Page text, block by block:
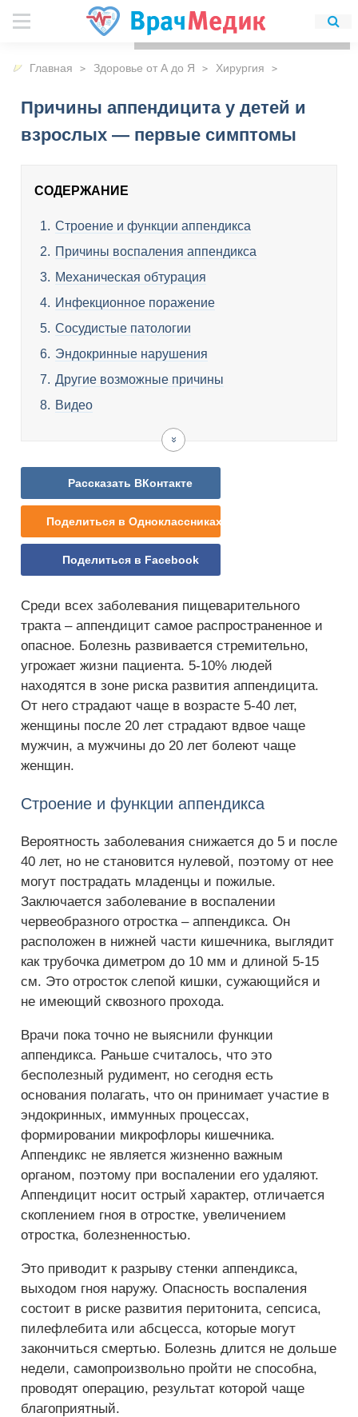
Главная Здоровье от А до Я Хирургия
Причины аппендицита у детей и
взрослых — первые симптомы
СОДЕРЖАНИЕ
Строение и функции аппендикса
Причины воспаления аппендикса
Механическая обтурация
Инфекционное поражение
Сосудистые патологии
Эндокринные нарушения
Другие возможные причины
Видео
Рассказать ВКонтакте
Поделиться в Одноклассниках
Поделиться в Facebook
Среди всех заболевания пищеварительного
тракта – аппендицит самое распространенное и
опасное. Болезнь развивается стремительно,
угрожает жизни пациента. 5-10% людей
находятся в зоне риска развития аппендицита.
От него страдают чаще в возрасте 5-40 лет,
женщины после 20 лет страдают вдвое чаще
мужчин, а мужчины до 20 лет болеют чаще
женщин.
Строение и функции аппендикса
Вероятность заболевания снижается до 5 и после
40 лет, но не становится нулевой, поэтому от нее
могут пострадать младенцы и пожилые.
Заключается заболевание в воспалении
червеобразного отростка – аппендикса. Он
расположен в нижней части кишечника, выглядит
как трубочка диметром до 10 мм и длиной 5-15
см. Это отросток слепой кишки, сужающийся и
не имеющий сквозного прохода.
Врачи пока точно не выяснили функции
аппендикса. Раньше считалось, что это
бесполезный рудимент, но сегодня есть
основания полагать, что он принимает участие в
эндокринных, иммунных процессах,
формировании микрофлоры кишечника.
Аппендикс не является жизненно важным
органом, поэтому при воспалении его удаляют.
Аппендицит носит острый характер, отличается
скоплением гноя в отростке, увеличением
отростка, болезненностью.
Это приводит к разрыву стенки аппендикса,
выходом гноя наружу. Опасность воспаления
состоит в риске развития перитонита, сепсиса,
пилефлебита или абсцесса, которые могут
закончиться смертью. Болезнь длится не дольше
недели, самопроизвольно пройти не способна,
проводят операцию, результат которой чаще
благоприятный.
Для любых предложений по
сайту: detirkutsk@cp9.ru